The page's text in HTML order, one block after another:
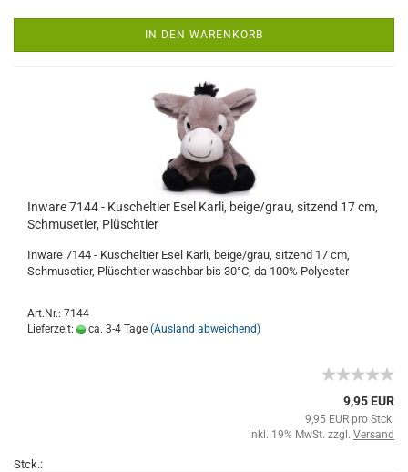
IN DEN WARENKORB
Inware 7144 - Kuscheltier Esel Karli, beige/grau, sitzend 17 cm,
Schmusetier, Plüschtier
Inware 7144 - Kuscheltier Esel Karli, beige/grau, sitzend 17 cm,
Schmusetier, Plüschtier waschbar bis 30°C, da 100% Polyester
Art.Nr.: 7144
Lieferzeit:
ca. 3-4 Tage (Ausland abweichend)
9,95 EUR
9,95 EUR pro Stck.
inkl. 19% MwSt. zzgl. Versand
Stck.: